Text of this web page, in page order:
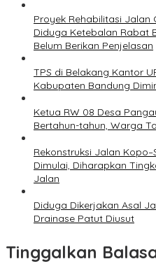
Proyek Rehabilitasi Jalan
Diduga Ketebalan Rabat
Belum Berikan Penjelasan
TPS di Belakang Kantor
Kabupaten Bandung
Ketua RW 08 Desa
Bertahun-tahun, Warga
Rekonstruksi Jalan
Dimulai, Diharapkan
Jalan
Diduga Dikerjakan Asal
Drainase Patut Diusut
Tinggalkan